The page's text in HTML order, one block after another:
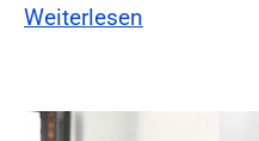
Weiterlesen